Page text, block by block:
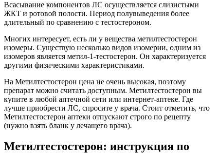
Всасывание компонентов ЛС осуществляется слизистыми
ЖКТ и ротовой полости. Период полувыведения более
длительный по сравнению с тестостероном.
Многих интересует, есть ли у вещества метилтестостерон
изомеры. Существую несколько видов изомерии, одним из
изомеров является метил-1-тестостерон. Он характеризуется
другими физическими характеристиками.
На Метилтестостерон цена не очень высокая, поэтому
препарат можно считать доступным. Метилтестостерон вы
купите в любой аптечной сети или интернет-аптеке. Где
лучше приобрести ЛС, спросите у врача. Стоит отметить, что
Метилтестостерон аптеки отпускают строго по рецепту
(нужно взять бланк у лечащего врача).
Метилтестостерон: инструкция по